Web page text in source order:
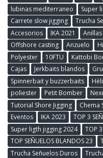
lubinas mediterraneo
Super
Carrete slow jigging
Trucha
Accesorios
IKA 2021 Anillas
Offshore casting
Anzuelo
Polyester
10FTU Kattobi
Cajas
Jerkbaits blandos
Spinnerbait y buzzerbaits
poliester
Petit Bomber
Tutorial Shore Jigging
Chema
Eventos
IKA 2023
TOP 3
Super ligth jigging 2024
TOP
TOP SEÑUELOS BLANDOS 23
Trucha Señuelos Duros